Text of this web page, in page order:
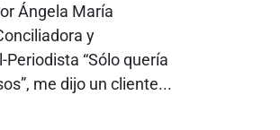
Ángela María
y
“Sólo quería
me dijo un cliente...